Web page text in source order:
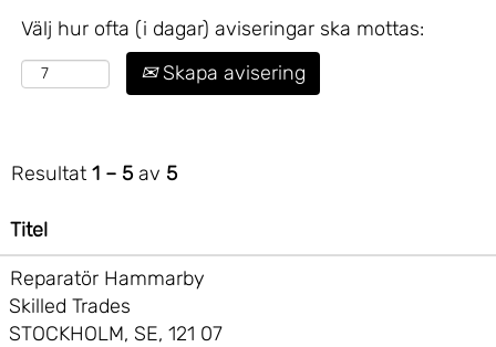
Välj hur ofta (i dagar) aviseringar ska mottas:
Skapa avisering
Resultat 1 – 5av 5
Titel
Reparatör Hammarby
Skilled Trades
STOCKHOLM, SE, 121 07